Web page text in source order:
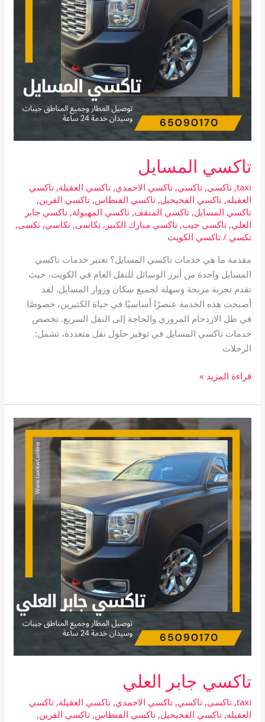
تاكسي المسايل
taxi
,تاكسى,تاكسي,تاكسي الاحمدي,تاكسي العقيلة,تاكسي
العقيله,تاكسي الفحيحيل,تاكسي الفنطاس,تاكسي القرين,
تاكسي المسايل,تاكسي المنقف,تاكسي المهبولة,تاكسي جابر
العلي,تاكسي جيب,تاكسي مبارك الكبير ,تكاسى,تكاسي,تكسى,
تكسي /تاكسي الكويت
مقدمة ما هي خدمات تاكسي المسايل؟ تعتبر خدمات تاكسي
المسايل واحدة من أبرز الوسائل للنقل العام في الكويت، حيث
تقدم تجربة مريحة وسهلة لجميع سكان وزوار المسايل. لقد
أصبحت هذه الخدمة عنصرًا أساسيًا في حياة الكثيرين، خصوصًا
في ظل الازدحام المروري والحاجة إلى النقل السريع. تخصص
خدمات تاكسي المسايل في توفير حلول نقل متعددة، تشمل:
الرحلات
قراءة المزيد »
تاكسي جابر العلي
taxi
,تاكسى,تاكسي,تاكسي الاحمدي,تاكسي العقيلة,تاكسي
العقيله,تاكسي الفحيحيل,تاكسي الفنطاس,تاكسي القرين,
تاكسي
جابر